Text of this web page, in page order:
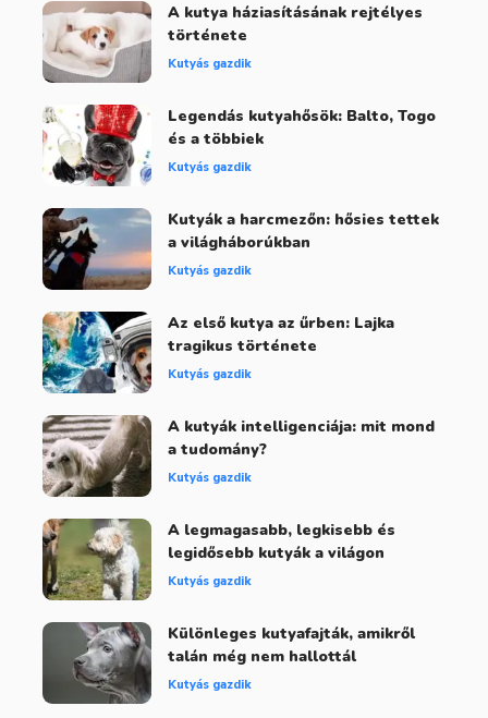
A kutya háziasításának rejtélyes
története
Kutyás gazdik
Legendás kutyahősök: Balto, Togo
és a többiek
Kutyás gazdik
Kutyák a harcmezőn: hősies tettek
a világháborúkban
Kutyás gazdik
Az első kutya az űrben: Lajka
tragikus története
Kutyás gazdik
A kutyák intelligenciája: mit mond
a tudomány?
Kutyás gazdik
A legmagasabb, legkisebb és
legidősebb kutyák a világon
Kutyás gazdik
Különleges kutyafajták, amikről
talán még nem hallottál
Kutyás gazdik